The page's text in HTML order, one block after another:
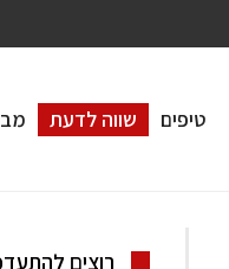
טיפים שווה לדעת
רוצים